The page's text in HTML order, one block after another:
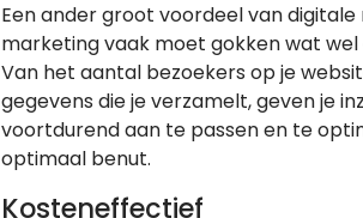
Een ander groot voordeel van
marketing vaak moet gokken wat
Van het aantal bezoekers op je
gegevens die je verzamelt, geven je
voortdurend aan te passen en te
optimaal benut.
Kosteneffectief